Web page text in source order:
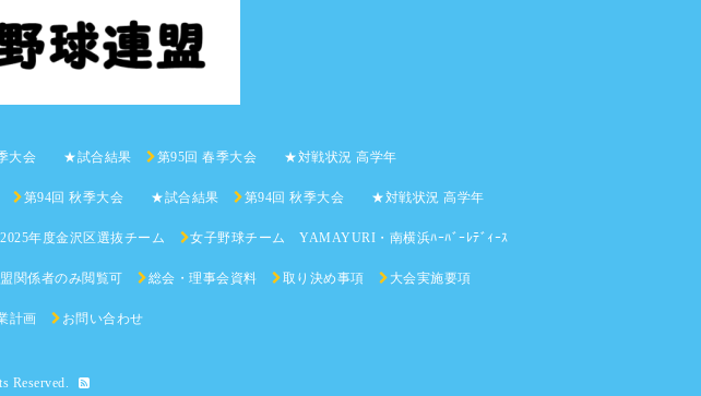
季大会 ★試合結果 第95回 春季大会 ★対戦状況 高学年
第94回 秋季大会 ★試合結果 第94回 秋季大会 ★対戦状況 高学年
2025年度金沢区選抜チーム 女子野球チーム YAMAYURI・南横浜ﾊｰﾊﾞｰﾚﾃﾞｨｰｽ
係者のみ閲覧可 総会・理事会資料 取り決め事項 大会実施要項
計画 お問い合わせ
Reserved.